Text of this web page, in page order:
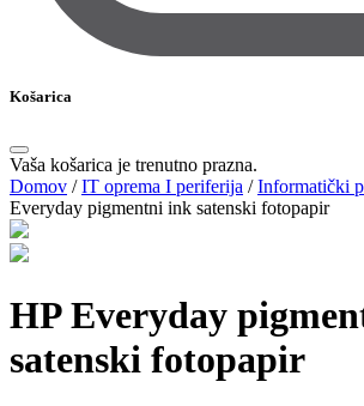
Košarica
Vaša košarica je trenutno prazna.
Domov /IT oprema I periferija /Informatički
Everyday pigmentni ink satenski fotopapir
HP Everyday
satenski fotopapir